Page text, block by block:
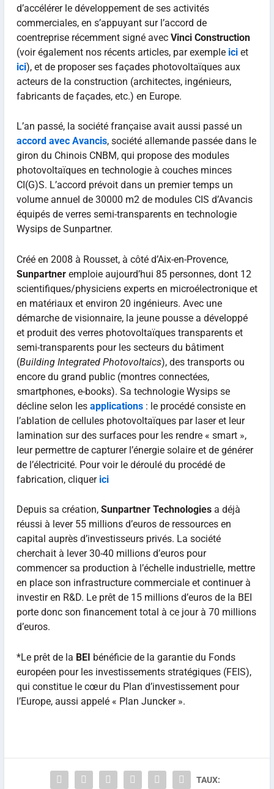
d’accélérer le développement de ses activités
commerciales, en s’appuyant sur l’accord de
coentreprise récemment signé avec Vinci Construction
(voir également nos récents articles, par exemple iciet
ici), et de proposer ses façades photovoltaïques aux
acteurs de la construction (architectes, ingénieurs,
fabricants de façades, etc.) en Europe.
L’an passé, la société française avait aussi passé un
accord avec Avancis, société allemande passée dans le
giron du Chinois CNBM, qui propose des modules
photovoltaïques en technologie à couches minces
CI(G)S. L’accord prévoit dans un premier temps un
volume annuel de 30000 m2 de modules CIS d’Avancis
équipés de verres semi-transparents en technologie
Wysips de Sunpartner.
Créé en 2008 à Rousset, à côté d’Aix-en-Provence,
Sunpartneremploie aujourd’hui 85 personnes, dont 12
scientifiques/physiciens experts en microélectronique et
en matériaux et environ 20 ingénieurs. Avec une
démarche de visionnaire, la jeune pousse a développé
et produit des verres photovoltaïques transparents et
semi-transparents pour les secteurs du bâtiment
(Building Integrated Photovoltaics), des transports ou
encore du grand public (montres connectées,
smartphones, e-books). Sa technologie Wysips se
décline selon les applications: le procédé consiste en
l’ablation de cellules photovoltaïques par laser et leur
lamination sur des surfaces pour les rendre « smart »,
leur permettre de capturer l’énergie solaire et de générer
de l’électricité. Pour voir le déroulé du procédé de
fabrication, cliquer ici
Depuis sa création, Sunpartner Technologiesa déjà
réussi à lever 55 millions d’euros de ressources en
capital auprès d’investisseurs privés. La société
cherchait à lever 30-40 millions d’euros pour
commencer sa production à l’échelle industrielle, mettre
en place son infrastructure commerciale et continuer à
investir en R&D. Le prêt de 15 millions d’euros de la BEI
porte donc son financement total à ce jour à 70 millions
d’euros.
*Le prêt de la BEI bénéficie de la garantie du Fonds
européen pour les investissements stratégiques (FEIS),
qui constitue le cœur du Plan d’investissement pour
l’Europe, aussi appelé « Plan Juncker ».
TAUX: